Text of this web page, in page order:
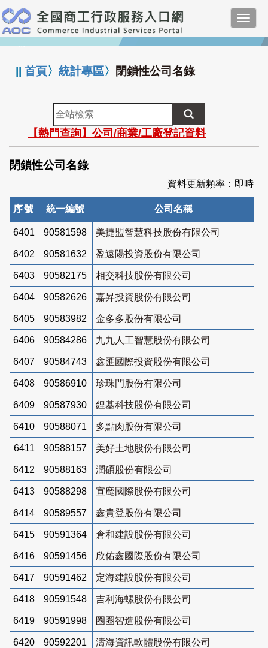
跳
到
主
要
:::
||首頁〉統計專區〉 閉鎖性公司名錄
全
站
檢
索
【熱門查詢】公司/商業/工廠登記資料
閉鎖性公司名錄
資料更新頻率：即時
序號 統一編號 公司名稱
6401 90581598 美捷盟智慧科技股份有限公司
6402 90581632 盈遠陽投資股份有限公司
6403 90582175 相交科技股份有限公司
6404 90582626 嘉昇投資股份有限公司
6405 90583982 金多多股份有限公司
6406 90584286 九九人工智慧股份有限公司
6407 90584743 鑫匯國際投資股份有限公司
6408 90586910 珍珠門股份有限公司
6409 90587930 鋰基科技股份有限公司
6410 90588071 多點肉股份有限公司
6411 90588157 美好土地股份有限公司
6412 90588163 潤碩股份有限公司
6413 90588298 宣麾國際股份有限公司
6414 90589557 鑫貴登股份有限公司
6415 90591364 倉和建設股份有限公司
6416 90591456 欣佑鑫國際股份有限公司
6417 90591462 定海建設股份有限公司
6418 90591548 吉利海螺股份有限公司
6419 90591998 圈圈智造股份有限公司
6420 90592201 濤海資訊軟體股份有限公司